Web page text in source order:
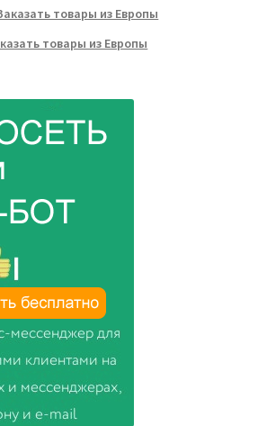
товары из Европы
товары из Европы